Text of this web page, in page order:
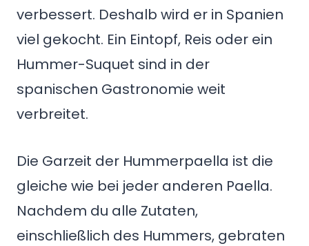
verbessert. Deshalb wird er in Spanien
viel gekocht. Ein Eintopf, Reis oder ein
Hummer-Suquet sind in der
spanischen Gastronomie weit
verbreitet.
Die Garzeit der Hummerpaella ist die
gleiche wie bei jeder anderen Paella.
Nachdem du alle Zutaten,
einschließlich des Hummers, gebraten